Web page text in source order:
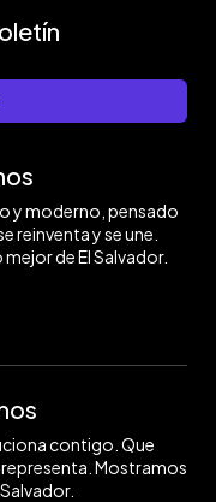
y moderno, pensado
reinventa y se une.
de El Salvador.
contigo. Que
Mostramos